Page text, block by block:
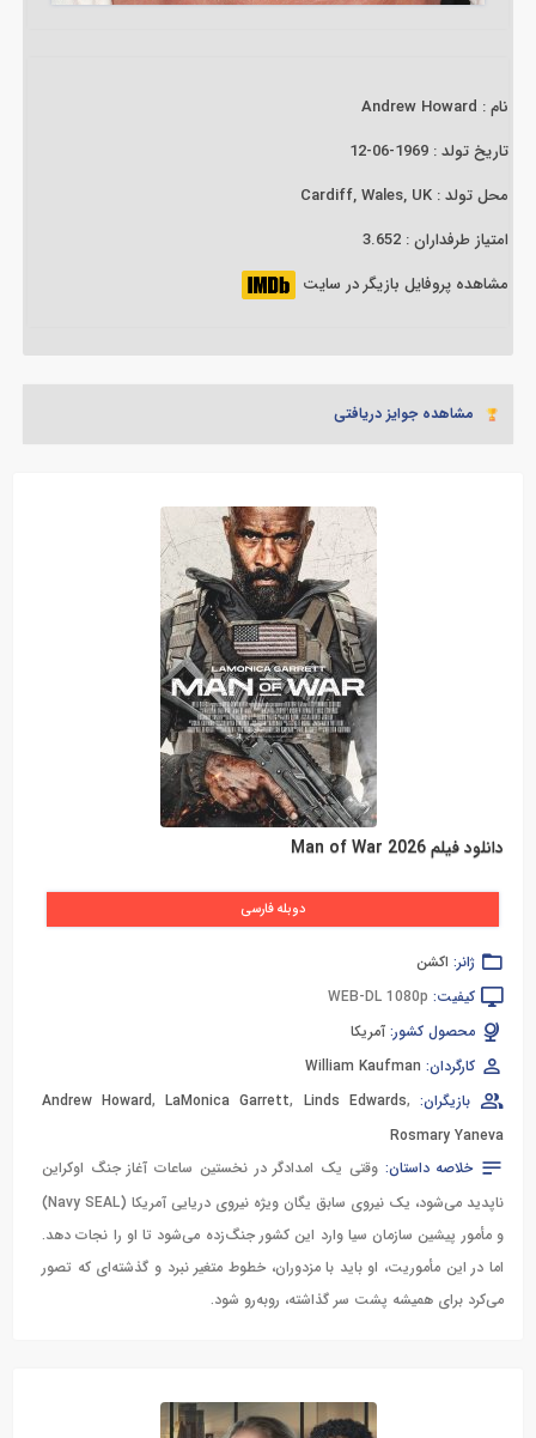
نام : Andrew Howard
تاریخ تولد : 1969-06-12
محل تولد : Cardiff, Wales, UK
امتیاز طرفداران : 3.652
مشاهده پروفایل بازیگر در سایت
مشاهده جوایز دریافتی
دانلود فیلم Man of War 2026
دوبله فارسی
ژانر: اکشن
کیفیت: WEB-DL 1080p
محصول کشور: آمریکا
کارگردان: William Kaufman
بازیگران:
Andrew Howard,LaMonica Garrett, Linds Edwards,
Rosmary Yaneva
خلاصه داستان:وقتی یک امدادگر در نخستین ساعات آغاز جنگ اوکراین
ناپدید می‌شود، یک نیروی سابق یگان ویژه نیروی دریایی آمریکا (Navy SEAL)
و مأمور پیشین سازمان سیا وارد این کشور جنگ‌زده می‌شود تا او را نجات دهد.
اما در این مأموریت، او باید با مزدوران، خطوط متغیر نبرد و گذشته‌ای که تصور
می‌کرد برای همیشه پشت سر گذاشته، روبه‌رو شود.